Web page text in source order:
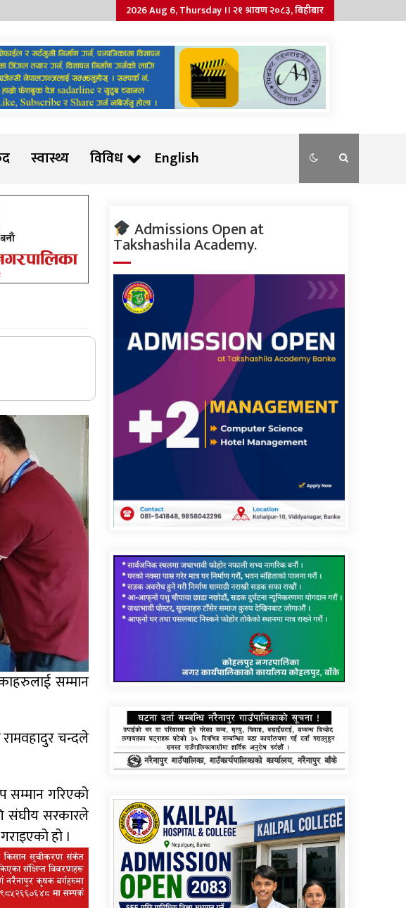
2026 Aug 6, Thursday ।। २१ श्रावण २०८३, बिहीबार
स्वास्थ्य विविध English
सम्मान
चन्दले
सम्मान गरिएको
संघीय सरकारले
हो ।
Admissions Open at
Takshashila Academy.